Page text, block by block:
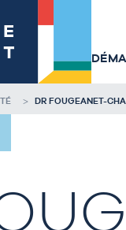
DR FOUGEANET-